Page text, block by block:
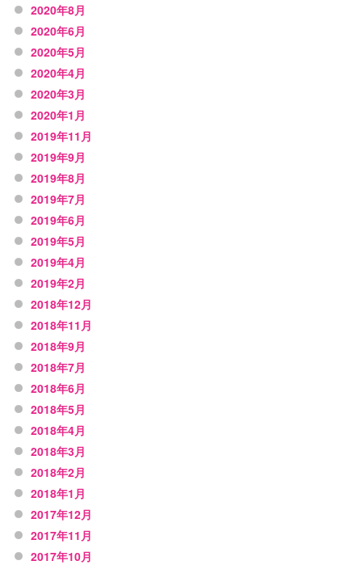
2020年8月
2020年6月
2020年5月
2020年4月
2020年3月
2020年1月
2019年11月
2019年9月
2019年8月
2019年7月
2019年6月
2019年5月
2019年4月
2019年2月
2018年12月
2018年11月
2018年9月
2018年7月
2018年6月
2018年5月
2018年4月
2018年3月
2018年2月
2018年1月
2017年12月
2017年11月
2017年10月